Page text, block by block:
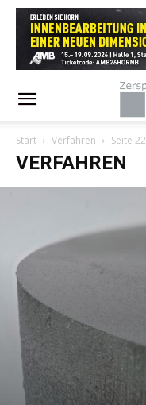
Start Verfahren Seite 22
VERFAHREN